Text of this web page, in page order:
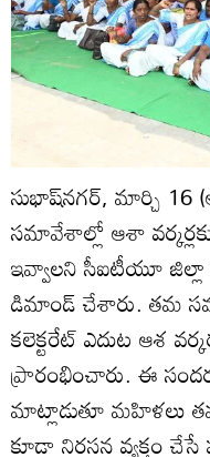
సుభాష్‌నగర్‌, మార్చి 16
సమావేశాల్లో ఆశా
ఇవ్వాలని సీఐటీయూ జిల్లా
డిమాండ్‌ చేశారు. తమ
కలెక్టరేట్‌ ఎదుట ఆశ
ప్రారంభించారు. ఈ
మాట్లాడుతూ మహిళలు
కూడా నిరసన వ్యక్తం చేసే